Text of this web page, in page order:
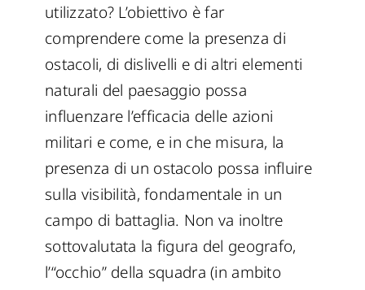
utilizzato? L’obiettivo è far
comprendere come la presenza di
ostacoli, di dislivelli e di altri elementi
naturali del paesaggio possa
influenzare l’efficacia delle azioni
militari e come, e in che misura, la
presenza di un ostacolo possa influire
sulla visibilità, fondamentale in un
campo di battaglia. Non va inoltre
sottovalutata la figura del geografo,
l’“occhio” della squadra (in ambito